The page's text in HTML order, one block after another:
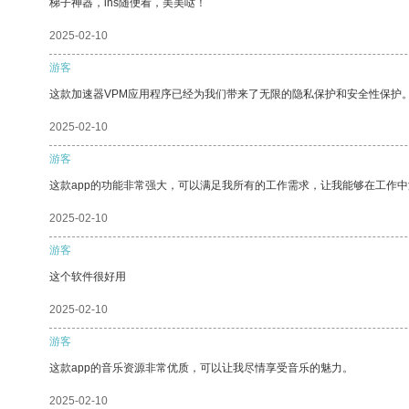
梯子神器，ins随便看，美美哒！
2025-02-10
游客
这款加速器VPM应用程序已经为我们带来了无限的隐私保护和安全性保护。
2025-02-10
游客
这款app的功能非常强大，可以满足我所有的工作需求，让我能够在工作中
2025-02-10
游客
这个软件很好用
2025-02-10
游客
这款app的音乐资源非常优质，可以让我尽情享受音乐的魅力。
2025-02-10